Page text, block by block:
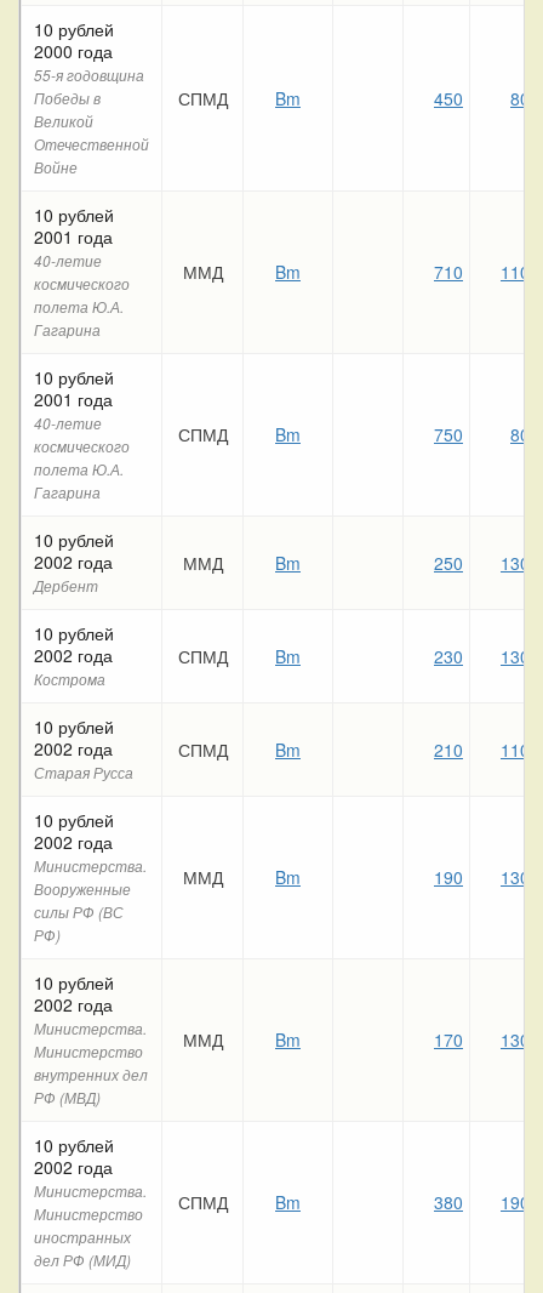
10 рублей
2000 года
55-я годовщина
Победы в
Великой
Отечественной
Войне
СПМД Bm 450 80
10 рублей
2001 года
40-летие
космического
полета Ю.А.
Гагарина
ММД Bm 710 110
10 рублей
2001 года
40-летие
космического
полета Ю.А.
Гагарина
СПМД Bm 750 80
10 рублей
2002 года
Дербент
ММД Bm 250 130
10 рублей
2002 года
Кострома
СПМД Bm 230 130
10 рублей
2002 года
Старая Русса
СПМД Bm 210 110
10 рублей
2002 года
Министерства.
Вооруженные
силы РФ (ВС
РФ)
ММД Bm 190 130
10 рублей
2002 года
Министерства.
Министерство
внутренних дел
РФ (МВД)
ММД Bm 170 130
10 рублей
2002 года
Министерства.
Министерство
иностранных
дел РФ (МИД)
СПМД Bm 380 190